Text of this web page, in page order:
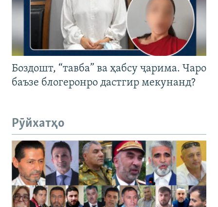
Боздошт, “тавба” ва ҳабсу ҷарима. Чаро
баъзе блогеронро дастгир мекунанд?
Рӯйхатҳо